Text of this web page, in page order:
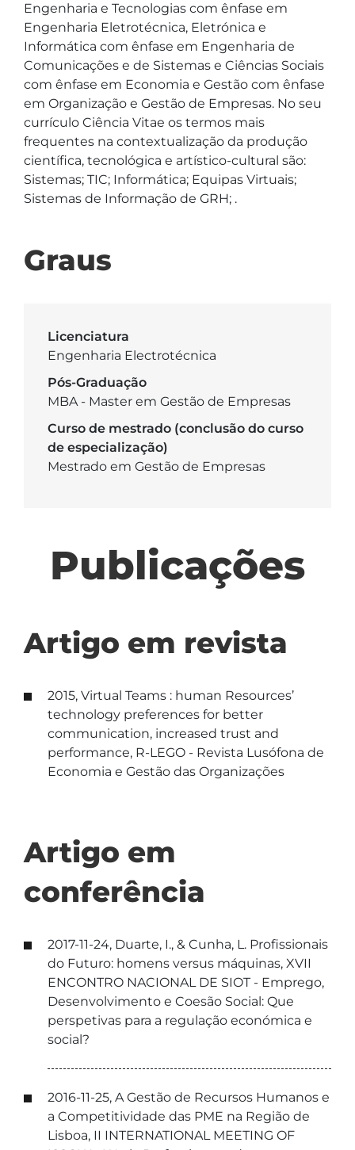
Engenharia e Tecnologias com ênfase em
Engenharia Eletrotécnica, Eletrónica e
Informática com ênfase em Engenharia de
Comunicações e de Sistemas e Ciências Sociais
com ênfase em Economia e Gestão com ênfase
em Organização e Gestão de Empresas. No seu
currículo Ciência Vitae os termos mais
frequentes na contextualização da produção
científica, tecnológica e artístico-cultural são:
Sistemas; TIC; Informática; Equipas Virtuais;
Sistemas de Informação de GRH; .
Graus
Licenciatura
Engenharia Electrotécnica
Pós-Graduação
MBA - Master em Gestão de Empresas
Curso de mestrado (conclusão do curso
de especialização)
Mestrado em Gestão de Empresas
Publicações
Artigo em revista
2015, Virtual Teams : human Resources’
technology preferences for better
communication, increased trust and
performance, R-LEGO - Revista Lusófona de
Economia e Gestão das Organizações
Artigo em
conferência
2017-11-24, Duarte, I., & Cunha, L. Profissionais
do Futuro: homens versus máquinas, XVII
ENCONTRO NACIONAL DE SIOT - Emprego,
Desenvolvimento e Coesão Social: Que
perspetivas para a regulação económica e
social?
2016-11-25, A Gestão de Recursos Humanos e
a Competitividade das PME na Região de
Lisboa, II INTERNATIONAL MEETING OF